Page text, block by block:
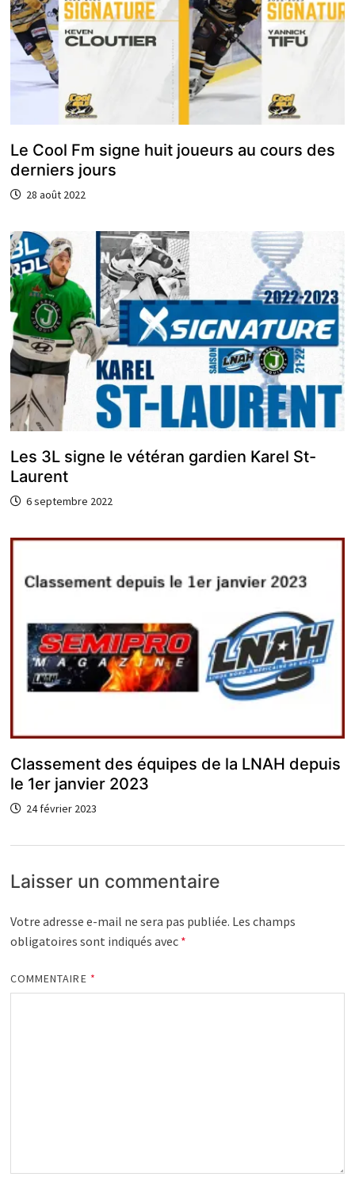
Le Cool Fm signe huit joueurs au cours des
derniers jours
28 août 2022
Les 3L signe le vétéran gardien Karel St-
Laurent
6 septembre 2022
Classement des équipes de la LNAH depuis
le 1er janvier 2023
24 février 2023
Laisser un commentaire
Votre adresse e-mail ne sera pas publiée. Les champs
obligatoires sont indiqués avec *
COMMENTAIRE *